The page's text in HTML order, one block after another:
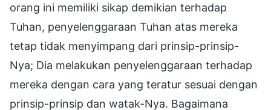
orang ini memiliki sikap demikian terhadap
Tuhan, penyelenggaraan Tuhan atas mereka
tetap tidak menyimpang dari prinsip-prinsip-
Nya; Dia melakukan penyelenggaraan terhadap
mereka dengan cara yang teratur sesuai dengan
prinsip-prinsip dan watak-Nya. Bagaimana